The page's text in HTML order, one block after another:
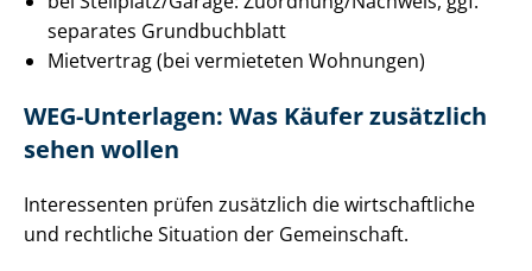
separates Grundbuchblatt
Mietvertrag (bei vermieteten Wohnungen)
WEG-Unterlagen: Was Käufer zusätzlich
sehen wollen
Interessenten prüfen zusätzlich die wirtschaftliche
und rechtliche Situation der Gemeinschaft.